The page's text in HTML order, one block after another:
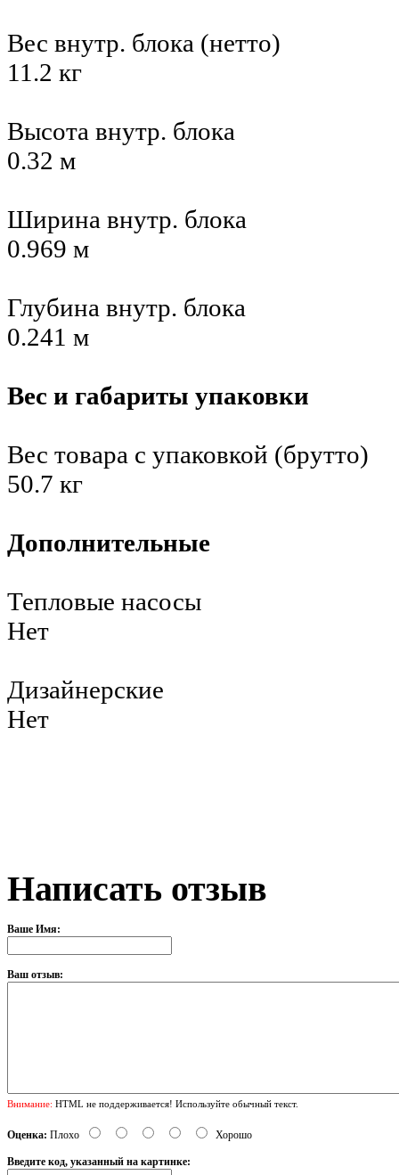
Вес внутр. блока (нетто)
11.2 кг
Высота внутр. блока
0.32 м
Ширина внутр. блока
0.969 м
Глубина внутр. блока
0.241 м
Вес и габариты упаковки
Вес товара с упаковкой (брутто)
50.7 кг
Дополнительные
Тепловые насосы
Нет
Дизайнерские
Нет
Написать отзыв
Ваше Имя:
Ваш отзыв:
Внимание: HTML не поддерживается! Используйте обычный текст.
Оценка: Плохо Хорошо
Введите код, указанный на картинке: